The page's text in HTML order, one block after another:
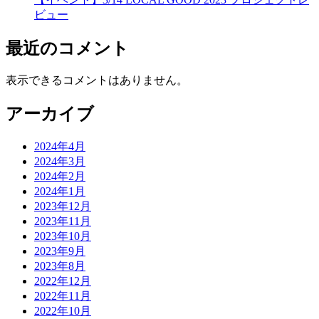
ビュー
最近のコメント
表示できるコメントはありません。
アーカイブ
2024年4月
2024年3月
2024年2月
2024年1月
2023年12月
2023年11月
2023年10月
2023年9月
2023年8月
2022年12月
2022年11月
2022年10月